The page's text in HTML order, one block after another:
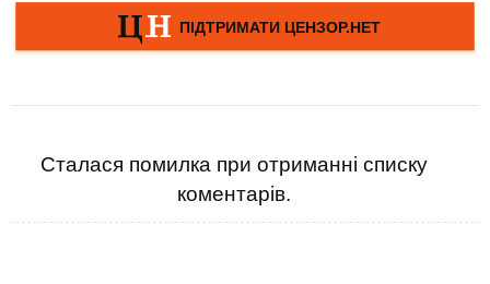
Сталася помилка при отриманні списку
коментарів.